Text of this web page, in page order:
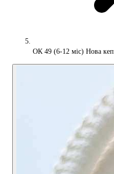
ОК 49 (6-12 міс) Нова